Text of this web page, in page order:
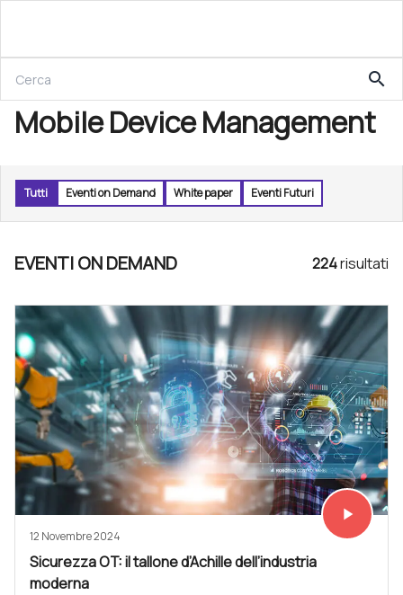
search
Mobile Device Management
Tutti Eventi on Demand White paper Eventi Futuri
EVENTI ON DEMAND 224risultati
Vedi subito
play_arrow
12 Novembre 2024
Sicurezza OT: il tallone d’Achille dell’industria
moderna